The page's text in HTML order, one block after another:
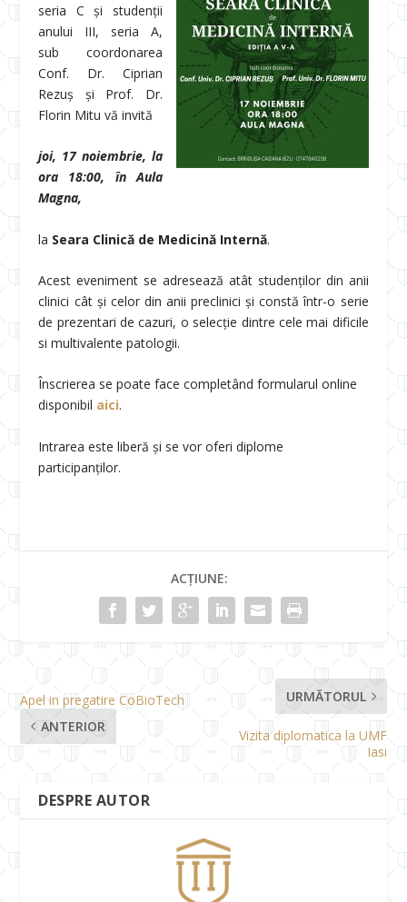
seria C și studenții
anului III, seria A,
sub coordonarea
Conf. Dr. Ciprian
Rezuș și Prof. Dr.
Florin Mitu vă invită
joi, 17 noiembrie, la
ora 18:00, în Aula
Magna,
la Seara Clinică de Medicină Internă.
Acest eveniment se adresează atât studenților din anii
clinici cât și celor din anii preclinici și constă într-o serie
de prezentari de cazuri, o selecție dintre cele mai dificile
si multivalente patologii.
Înscrierea se poate face completând formularul online
disponibil aici.
Intrarea este liberă și se vor oferi diplome
participanților.
ACȚIUNE:
Apel in pregatire CoBioTech
ANTERIOR
URMĂTORUL
Vizita diplomatica la UMF
Iasi
DESPRE AUTOR